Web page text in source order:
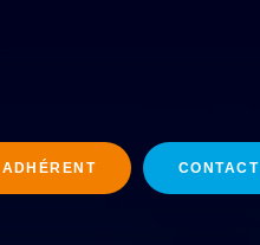
CONTACT